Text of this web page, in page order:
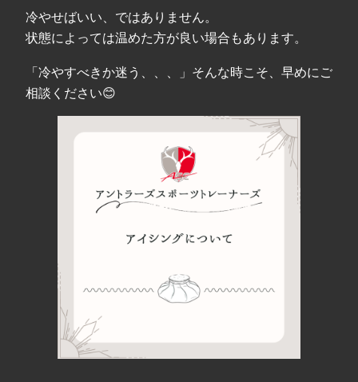
冷やせばいい、ではありません。
状態によっては温めた方が良い場合もあります。
「冷やすべきか迷う、、、」そんな時こそ、早めにご
相談ください😊